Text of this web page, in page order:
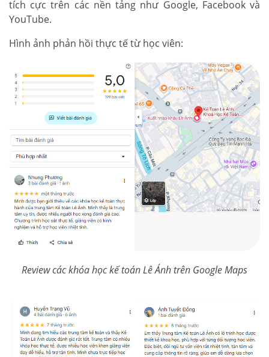
tích cực trên các nền tảng như Google, Facebook và
YouTube.
Hình ảnh phản hồi thực tế từ học viên:
Review các khóa học kế toán Lê Ánh trên Google Maps